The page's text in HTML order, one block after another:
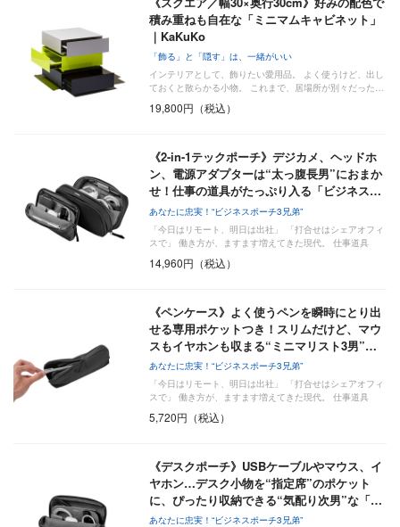
積み重ねも自在な「ミニマムキャビネット」
｜KaKuKo
「飾る」と「隠す」は、一緒がいい
インテリアとして、飾りたい愛用品。 よく使うけど、出し
ておくと散らかる小物。 これまで、居場所が別々だった…
19,800円（税込）
《2-in-1テックポーチ》デジカメ、ヘッドホ
ン、電源アダプターは“太っ腹長男”におまか
せ！仕事の道具がたっぷり入る「ビジネス…
あなたに忠実！“ビジネスポーチ3兄弟”
「今日はリモート、明日は出社」 「打合せはシェアオフィ
スで」 働き方が、ますます増えてきた現代。 仕事道具
14,960円（税込）
《ペンケース》よく使うペンを瞬時にとり出
せる専用ポケットつき！スリムだけど、マウ
スもイヤホンも収まる“ミニマリスト3男”…
あなたに忠実！“ビジネスポーチ3兄弟”
「今日はリモート、明日は出社」 「打合せはシェアオフィ
スで」 働き方が、ますます増えてきた現代。 仕事道具
5,720円（税込）
《デスクポーチ》USBケーブルやマウス、イ
ヤホン…デスク小物を“指定席”のポケット
に、ぴったり収納できる“気配り次男”な「…
あなたに忠実！“ビジネスポーチ3兄弟”